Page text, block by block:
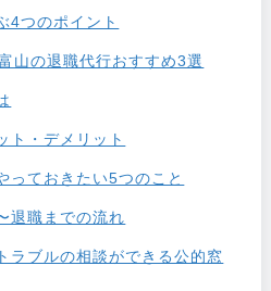
4つのポイント
山の退職代行おすすめ3選
ト・デメリット
っておきたい5つのこと
退職までの流れ
ラブルの相談ができる公的窓